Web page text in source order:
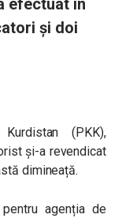
efectuat în
și doi
(PKK),
și-a revendicat
dimineață.
agenția de